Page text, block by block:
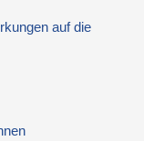
auf die